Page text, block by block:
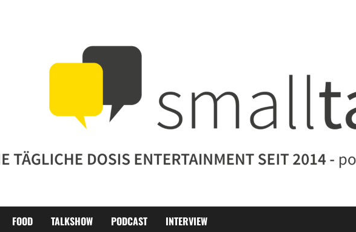
FOOD TALKSHOW PODCAST INTERVIEW